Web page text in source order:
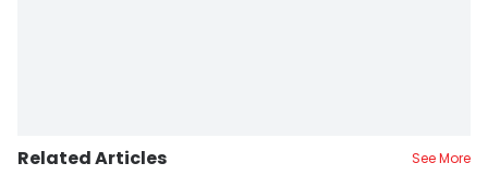
Related Articles See More